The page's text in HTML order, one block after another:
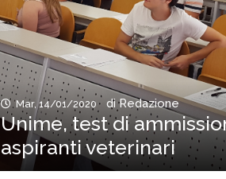
Mar, 14/01/2020 di Redazione
Unime, test di
aspiranti veterinari